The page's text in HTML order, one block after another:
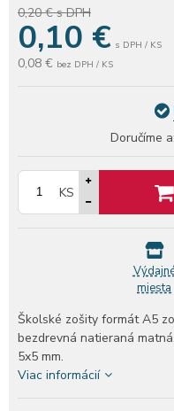
0,20 €s DPH
0,10 € s DPH / KS
0,08 € bez DPH / KS
Doručíme
KS
miesta
Školské zošity formát A5
bezdrevná natieraná
5x5 mm.
Viac informácií